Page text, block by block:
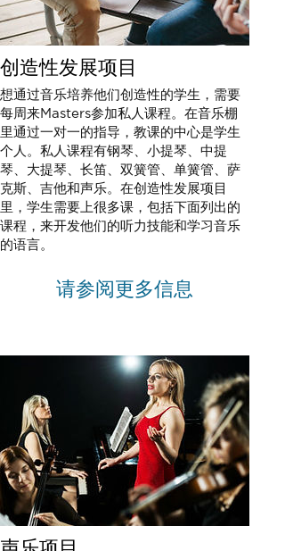
创造性发展项目
想通过音乐培养他们创造性的学生，需要
每周来Masters参加私人课程。在音乐棚
里通过一对一的指导，教课的中心是学生
个人。私人课程有钢琴、小提琴、中提
琴、大提琴、长笛、双簧管、单簧管、萨
克斯、吉他和声乐。在创造性发展项目
里，学生需要上很多课，包括下面列出的
课程，来开发他们的听力技能和学习音乐
的语言。
请参阅更多信息